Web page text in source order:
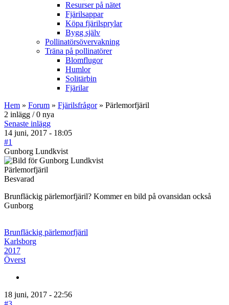
Resurser på nätet
Fjärilsappar
Köpa fjärilsprylar
Bygg själv
Pollinatörsövervakning
Träna på pollinatörer
Blomflugor
Humlor
Solitärbin
Fjärilar
Hem » Forum » Fjärilsfrågor» Pärlemorfjäril
2 inlägg / 0 nya
Senaste inlägg
14 juni, 2017 - 18:05
#1
Gunborg Lundkvist
Pärlemorfjäril
Besvarad
Brunfläckig pärlemorfjäril? Kommer en bild på ovansidan också
Gunborg
Brunfläckig pärlemorfjäril
Karlsborg
2017
Överst
18 juni, 2017 - 22:56